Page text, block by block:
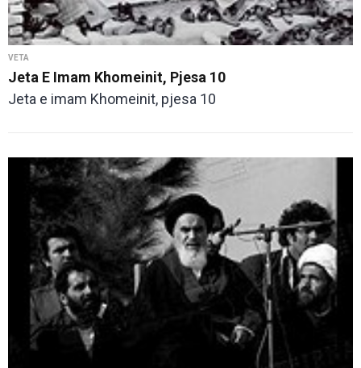
VETA
Jeta E Imam Khomeinit, Pjesa 10
Jeta e imam Khomeinit, pjesa 10